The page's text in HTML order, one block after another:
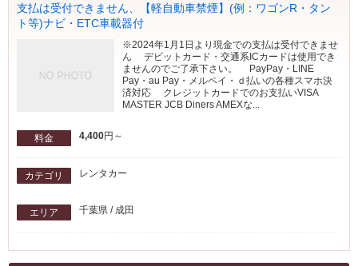
支払は受付できません、【軽自動車禁煙】(例：ワゴンR・タン
ト等)ナビ・ETC車載器付
※2024年1月1日より現金での支払は受付できませ
ん デビットカード・交通系ICカードは使用でき
ませんのでご了承下さい。 PayPay・LINE
Pay・au Pay・メルペイ・ｄ払いの各種スマホ決
済対応 クレジットカードでのお支払いVISA
MASTER JCB Diners AMEXな...
料金 4,400円～
カテゴリ レンタカー
エリア 千葉県 / 成田